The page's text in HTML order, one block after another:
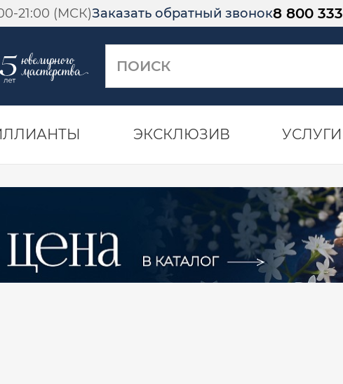
21:00 (МСК)Заказать обратный звонок8 800
ЭКСКЛЮЗИВ УСЛУГИ